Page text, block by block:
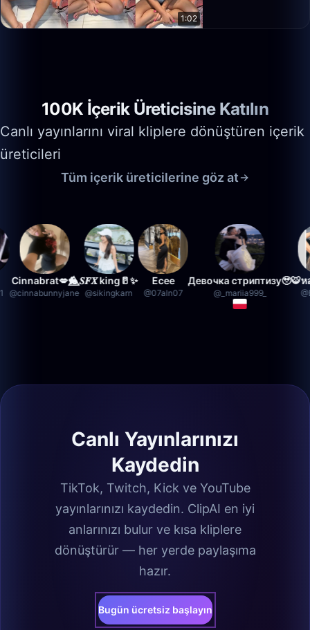
1:02
100K İçerik Üreticisine Katılın
Canlı yayınlarını viral kliplere dönüştüren içerik
üreticileri
Tüm içerik üreticilerine göz at
⃤𝑺𝑭𝑿 king🥛✨
@sikingkarn
Ecee
@07aln07
Девочка стриптизу🥹
_mariia999_
🐯หอยห
Canlı Yayınlarınızı
Kaydedin
TikTok, Twitch, Kick ve YouTube
yayınlarınızı kaydedin. ClipAI en iyi
anlarınızı bulur ve kısa kliplere
dönüştürür — her yerde paylaşıma
hazır.
Bugün ücretsiz başlayın